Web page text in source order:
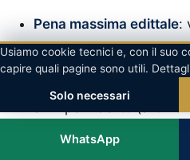
Pena massima edittale:
Termine di prescrizione
massimo edittale,
Termine massimo di
WhatsApp
Usiamo cookie tecnici e, con il suo
capire quali pagine sono utili.
Solo necessari